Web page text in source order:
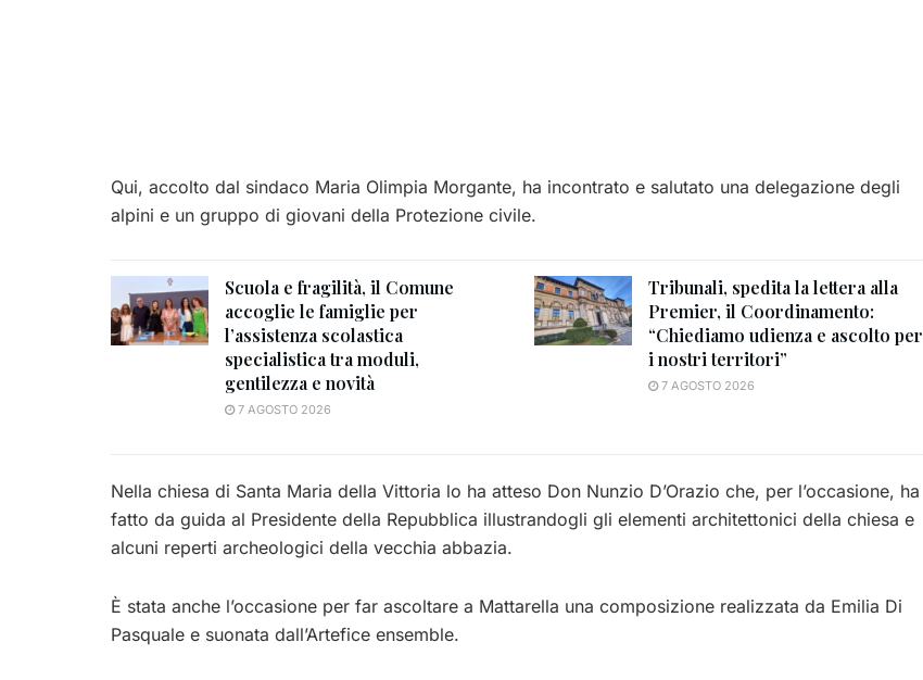
Qui, accolto dal sindaco Maria Olimpia Morgante, ha incontrato e salutato una delegazione degli
alpini e un gruppo di giovani della Protezione civile.
Scuola e fragilità, il Comune
accoglie le famiglie per
l’assistenza scolastica
specialistica tra moduli,
gentilezza e novità
7 AGOSTO 2026
Tribunali, spedita la lettera alla
Premier, il Coordinamento:
“Chiediamo udienza e ascolto per
i nostri territori”
7 AGOSTO 2026
Nella chiesa di Santa Maria della Vittoria lo ha atteso Don Nunzio D’Orazio che, per l’occasione, ha
fatto da guida al Presidente della Repubblica illustrandogli gli elementi architettonici della chiesa e
alcuni reperti archeologici della vecchia abbazia.
È stata anche l’occasione per far ascoltare a Mattarella una composizione realizzata da Emilia Di
Pasquale e suonata dall’Artefice ensemble.